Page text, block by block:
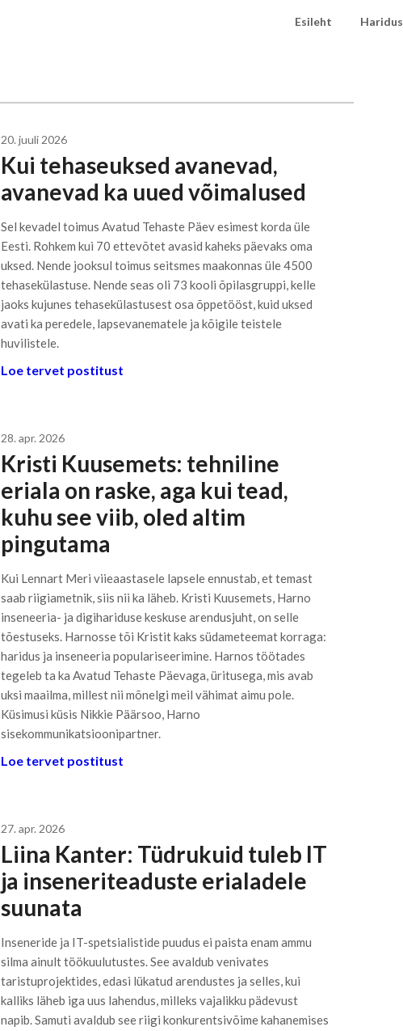
Esileht Haridus
20. juuli 2026
Kui tehaseuksed avanevad,
avanevad ka uued võimalused
Sel kevadel toimus Avatud Tehaste Päev esimest korda üle
Eesti. Rohkem kui 70 ettevõtet avasid kaheks päevaks oma
uksed. Nende jooksul toimus seitsmes maakonnas üle 4500
tehasekülastuse. Nende seas oli 73 kooli õpilasgruppi, kelle
jaoks kujunes tehasekülastusest osa õppetööst, kuid uksed
avati ka peredele, lapsevanematele ja kõigile teistele
huvilistele.
Loe tervet postitust
28. apr. 2026
Kristi Kuusemets: tehniline
eriala on raske, aga kui tead,
kuhu see viib, oled altim
pingutama
Kui Lennart Meri viieaastasele lapsele ennustab, et temast
saab riigiametnik, siis nii ka läheb. Kristi Kuusemets, Harno
inseneeria- ja digihariduse keskuse arendusjuht, on selle
tõestuseks. Harnosse tõi Kristit kaks südameteemat korraga:
haridus ja inseneeria populariseerimine. Harnos töötades
tegeleb ta ka Avatud Tehaste Päevaga, üritusega, mis avab
uksi maailma, millest nii mõnelgi meil vähimat aimu pole.
Küsimusi küsis Nikkie Päärsoo, Harno
sisekommunikatsioonipartner.
Loe tervet postitust
27. apr. 2026
Liina Kanter: Tüdrukuid tuleb IT
ja inseneriteaduste erialadele
suunata
Inseneride ja IT-spetsialistide puudus ei paista enam ammu
silma ainult töökuulutustes. See avaldub venivates
taristuprojektides, edasi lükatud arendustes ja selles, kui
kalliks läheb iga uus lahendus, milleks vajalikku pädevust
napib. Samuti avaldub see riigi konkurentsivõime kahanemises